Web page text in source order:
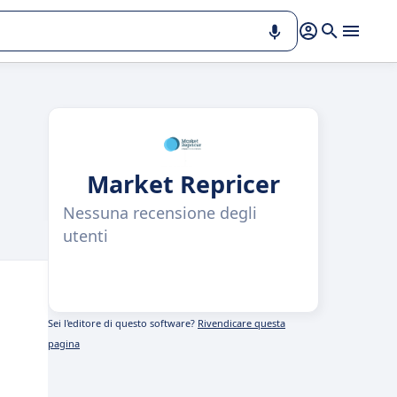
Market Repricer
Nessuna recensione degli
utenti
Sei l'editore di questo software? Rivendicare questa
pagina